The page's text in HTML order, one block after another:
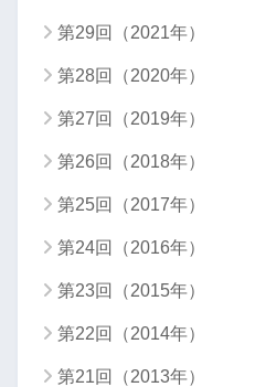
第29回（2021年）
第28回（2020年）
第27回（2019年）
第26回（2018年）
第25回（2017年）
第24回（2016年）
第23回（2015年）
第22回（2014年）
第21回（2013年）